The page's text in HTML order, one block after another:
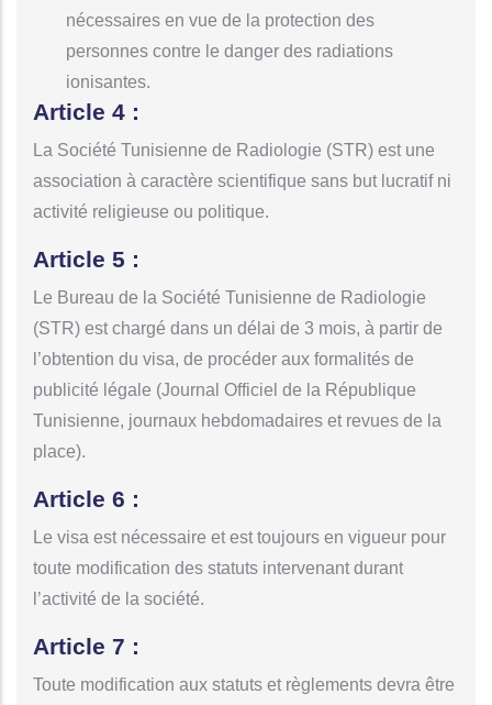
nécessaires en vue de la protection des
personnes contre le danger des radiations
ionisantes.
Article 4 :
La Société Tunisienne de Radiologie (STR) est une
association à caractère scientifique sans but lucratif ni
activité religieuse ou politique.
Article 5 :
Le Bureau de la Société Tunisienne de Radiologie
(STR) est chargé dans un délai de 3 mois, à partir de
l’obtention du visa, de procéder aux formalités de
publicité légale (Journal Officiel de la République
Tunisienne, journaux hebdomadaires et revues de la
place).
Article 6 :
Le visa est nécessaire et est toujours en vigueur pour
toute modification des statuts intervenant durant
l’activité de la société.
Article 7 :
Toute modification aux statuts et règlements devra être